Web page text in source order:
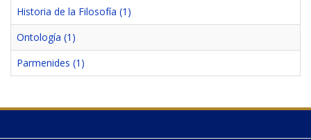
Historia de la Filosofía (1)
Ontología (1)
Parmenides (1)